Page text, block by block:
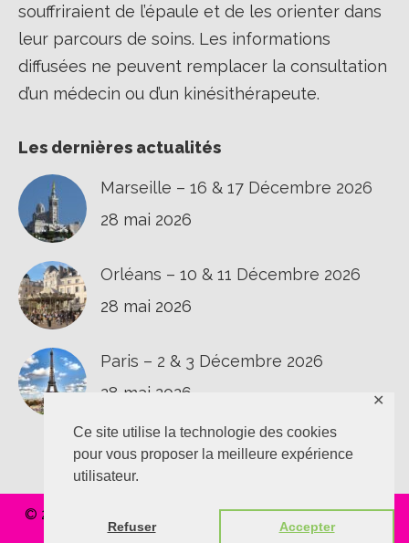
Ce site utilise la technologie des cookies
pour vous proposer la meilleure expérience
utilisateur.
Refuser Accepter
✕
souffriraient de l’épaule et de les orienter dans
leur parcours de soins. Les informations
diffusées ne peuvent remplacer la consultation
d’un médecin ou d’un kinésithérapeute.
Les dernières actualités
Marseille – 16 & 17 Décembre 2026
28 mai 2026
Orléans – 10 & 11 Décembre 2026
28 mai 2026
Paris – 2 & 3 Décembre 2026
28 mai 2026
© 2020 L'épaule au T.O.P | Confidentialité|Vie privée|
Réalisation
Polynomik